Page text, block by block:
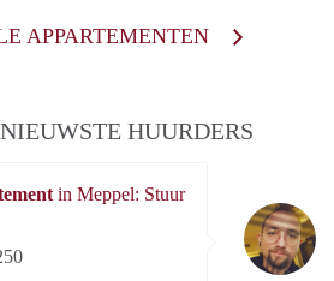
APPARTEMENTEN
HUURDERS
in Meppel: Stuur